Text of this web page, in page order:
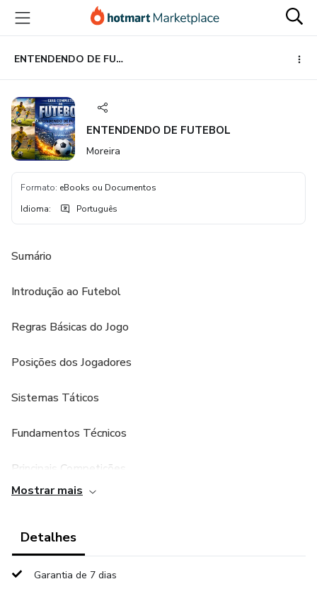
para
conteúdo
principal
para
pagamento
para
rodapé
ENTENDENDO DE FUTEBOL
ENTENDENDO DE FUTEBOL
Moreira
Formato: eBooks ou Documentos
Idioma: Português
Sumário
Introdução ao Futebol
Regras Básicas do Jogo
Posições dos Jogadores
Sistemas Táticos
Fundamentos Técnicos
Principais Competições
Futebol Moderno
Curiosidades e Termos do Futebol
Mostrar mais
Detalhes
Garantia de 7 dias